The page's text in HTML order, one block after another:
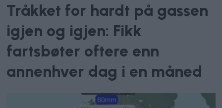
Tråkket for hardt på gassen
igjen og igjen: Fikk
fartsbøter oftere enn
annenhver dag i en måned